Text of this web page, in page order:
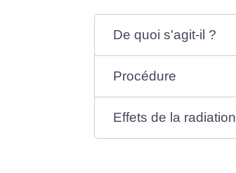
De quoi s'agit-il ?
Procédure
Effets de la radiation